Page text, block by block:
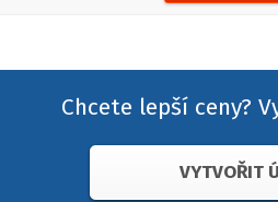
Chcete lepší ceny?
VYTVOŘIT